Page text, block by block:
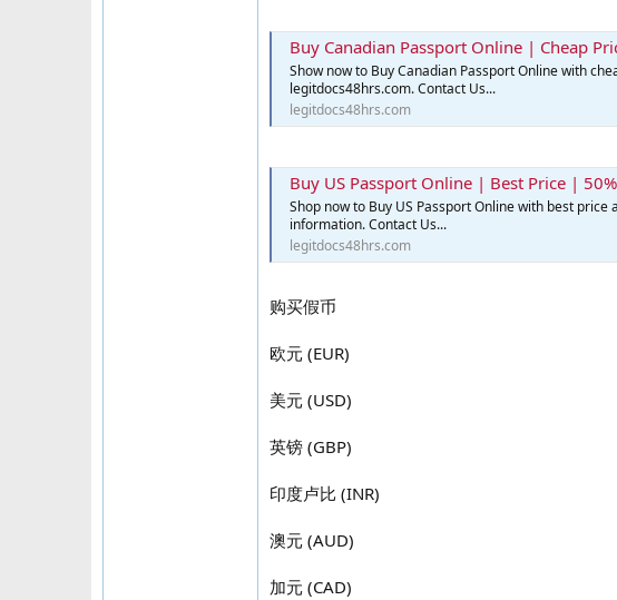
Buy Canadian Passport Online | Cheap
Show now to Buy Canadian Passport Online with
legitdocs48hrs.com. Contact Us...
legitdocs48hrs.com
Buy US Passport Online | Best Price |
Shop now to Buy US Passport Online with best
information. Contact Us...
legitdocs48hrs.com
购买假币
欧元 (EUR)
美元 (USD)
英镑 (GBP)
印度卢比 (INR)
澳元 (AUD)
加元 (CAD)